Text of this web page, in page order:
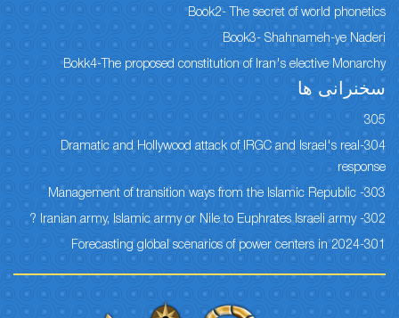
Book2- The secret of world phonetics
Book3- Shahnameh-ye Naderi
Bokk4-The proposed constitution of Iran's elective Monarchy
سخنرانی ها
305
304-Dramatic and Hollywood attack of IRGC and Israel's real
response
303- Management of transition ways from the Islamic Republic
302- Iranian army, Islamic army or Nile to Euphrates Israeli army ?
301-Forecasting global scenarios of power centers in 2024